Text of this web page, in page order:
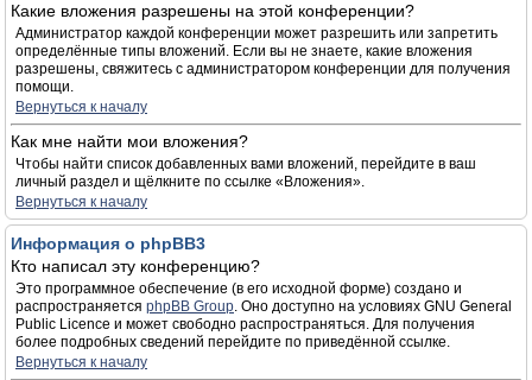
Какие вложения разрешены на этой конференции?
Администратор каждой конференции может разрешить или запретить
определённые типы вложений. Если вы не знаете, какие вложения
разрешены, свяжитесь с администратором конференции для получения
помощи.
Вернуться к началу
Как мне найти мои вложения?
Чтобы найти список добавленных вами вложений, перейдите в ваш
личный раздел и щёлкните по ссылке «Вложения».
Вернуться к началу
Информация о phpBB3
Кто написал эту конференцию?
Это программное обеспечение (в его исходной форме) создано и
распространяется phpBB Group. Оно доступно на условиях GNU General
Public Licence и может свободно распространяться. Для получения
более подробных сведений перейдите по приведённой ссылке.
Вернуться к началу